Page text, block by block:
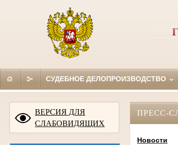
СУДЕБНОЕ ДЕЛОПРОИЗВОДСТВО
ВЕРСИЯ ДЛЯ
СЛАБОВИДЯЩИХ
ПРЕСС-
Новости